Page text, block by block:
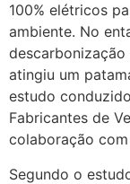
100% elétricos
ambiente. No
atingiu um
estudo
Fabricantes de
colaboração
Segundo o